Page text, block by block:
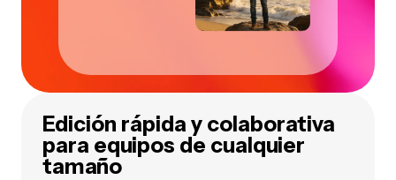
Edición rápida y colaborativa
para equipos de cualquier
tamaño